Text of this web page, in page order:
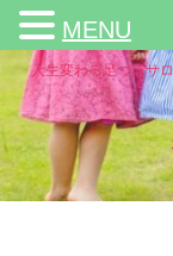
人生変わる足つぼサ
MENU